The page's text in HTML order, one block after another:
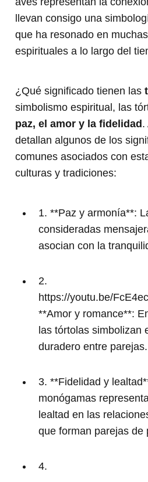
llevan consigo una
que ha resonado en
espirituales a lo largo del
¿Qué significado tienen las
simbolismo espiritual, las
paz, el amor y la fidelidad.
detallan algunos de los
comunes asociados con
culturas y tradiciones:
1. **Paz y armonía**:
consideradas
asocian con la
2.
https://youtu.be/
**Amor y romance**:
las tórtolas simbolizan
duradero entre parejas.
3. **Fidelidad y
monógamas
lealtad en las
que forman parejas de
4.